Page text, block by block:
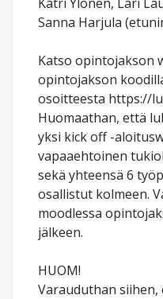
Sanna Harjula
Katso opintojakson
opintojakson
osoitteesta https://
Huomaathan, että
yksi kick off -
vapaaehtoinen
sekä yhteensä 6
osallistut kolmeen.
moodlessa
jälkeen.
HUOM!
Varauduthan siihen,